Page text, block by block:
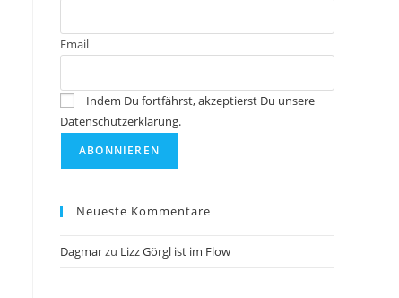
Email
Indem Du fortfährst, akzeptierst Du unsere
Datenschutzerklärung.
Neueste Kommentare
Dagmarzu Lizz Görgl ist im Flow